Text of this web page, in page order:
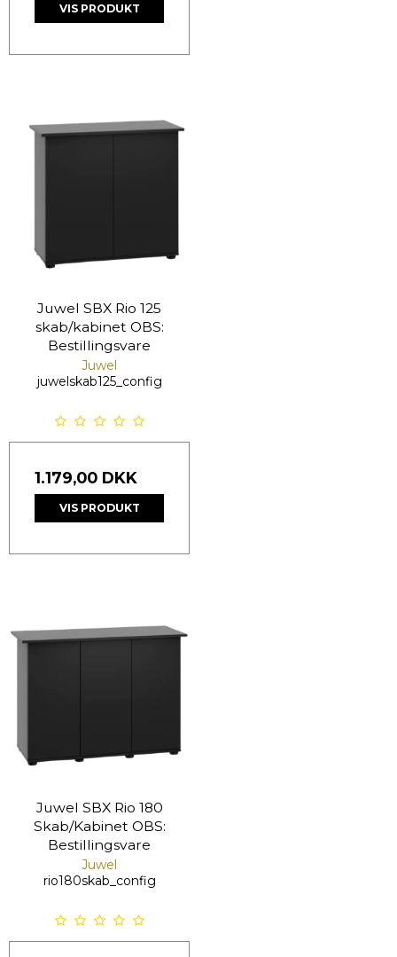
VIS PRODUKT
Juwel SBX Rio 125
skab/kabinet OBS:
Bestillingsvare
Juwel
juwelskab125_config
1.179,00 DKK
VIS PRODUKT
Juwel SBX Rio 180
Skab/Kabinet OBS:
Bestillingsvare
Juwel
rio180skab_config